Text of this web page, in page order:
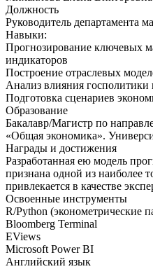
Должность
Руководитель департамента
Навыки:
Прогнозирование ключевых
индикаторов
Построение отраслевых
Анализ влияния госполитики
Подготовка сценариев
Образование
Бакалавр/Магистр по
«Общая экономика».
Награды и достижения
Разработанная ею модель
признана одной из наиболее
привлекается в качестве
Освоенные инструменты
R/Python (эконометрические
Bloomberg Terminal
EViews
Microsoft Power BI
Английский язык